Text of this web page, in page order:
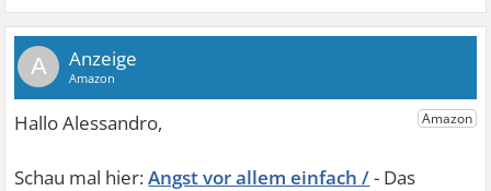
A
Angst vor allem einfach /